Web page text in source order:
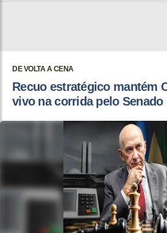
DE VOLTA A CENA
Recuo estratégico mantém
vivo na corrida pelo Senado